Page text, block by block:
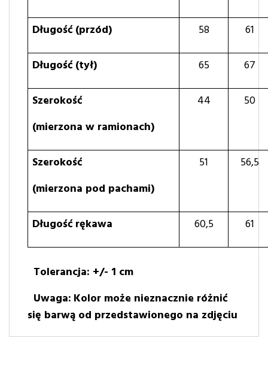
Długość (przód) 58 61
Długość (tył) 65 67
Szerokość
(mierzona w ramionach)
44 50
Szerokość
(mierzona pod pachami)
51 56,5
Długość rękawa 60,5 61
Tolerancja: +/- 1 cm
Uwaga: Kolor może nieznacznie różnić
się barwą od przedstawionego na zdjęciu